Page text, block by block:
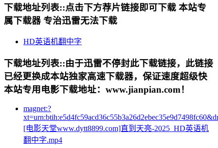
下载地址列表::点击下方荐片链接即可下载 本站专
属下载器 专治迅雷无法下载
HD英语机翻中字
下载地址列表::由于迅雷不停封此下载链接，此链接
已经更换成本站独家高速下载器，保证速度超级快
本站专用电影下载地址：www.jianpian.com！
magnet:?
[电影天堂www.dytt8899.com]直到天亮-2025_HD英语机
翻中字.mp4